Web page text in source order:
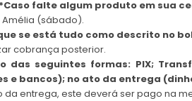
falte algum produto em sua
Amélia (sábado).
se está tudo como descrito no
cobrança posterior.
seguintes formas: PIX;
e bancos); no ato da entrega
entrega, este deverá ser pago na